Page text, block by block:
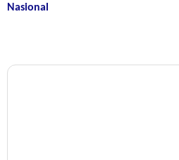
Nasional